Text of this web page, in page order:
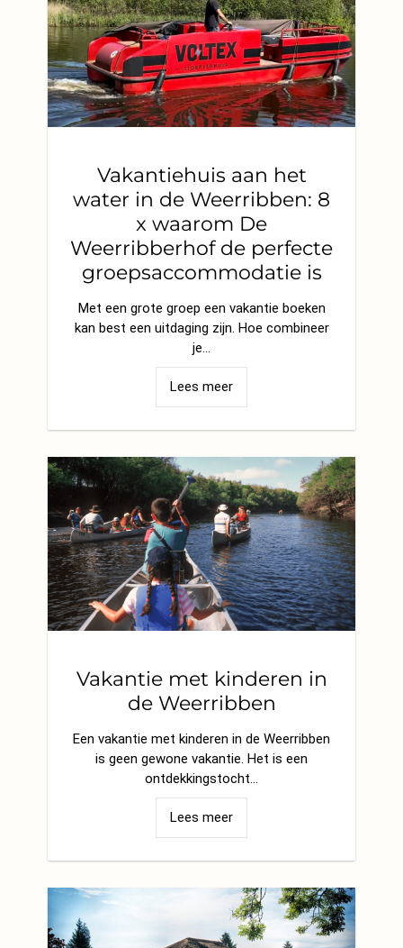
Vakantiehuis aan het
water in de Weerribben: 8
x waarom De
Weerribberhof de perfecte
groepsaccommodatie is
Met een grote groep een vakantie boeken
kan best een uitdaging zijn. Hoe combineer
je…
Lees meer
Vakantie met kinderen in
de Weerribben
Een vakantie met kinderen in de Weerribben
is geen gewone vakantie. Het is een
ontdekkingstocht…
Lees meer